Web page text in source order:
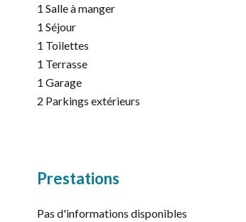
1 Salle à manger
1 Séjour
1 Toilettes
1 Terrasse
1 Garage
2 Parkings extérieurs
Prestations
Pas d'informations disponibles